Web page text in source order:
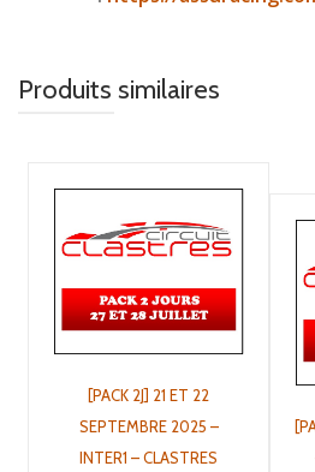
Produits similaires
[PACK 2J] 21 ET 22
SEPTEMBRE 2025 –
INTER1 – CLASTRES